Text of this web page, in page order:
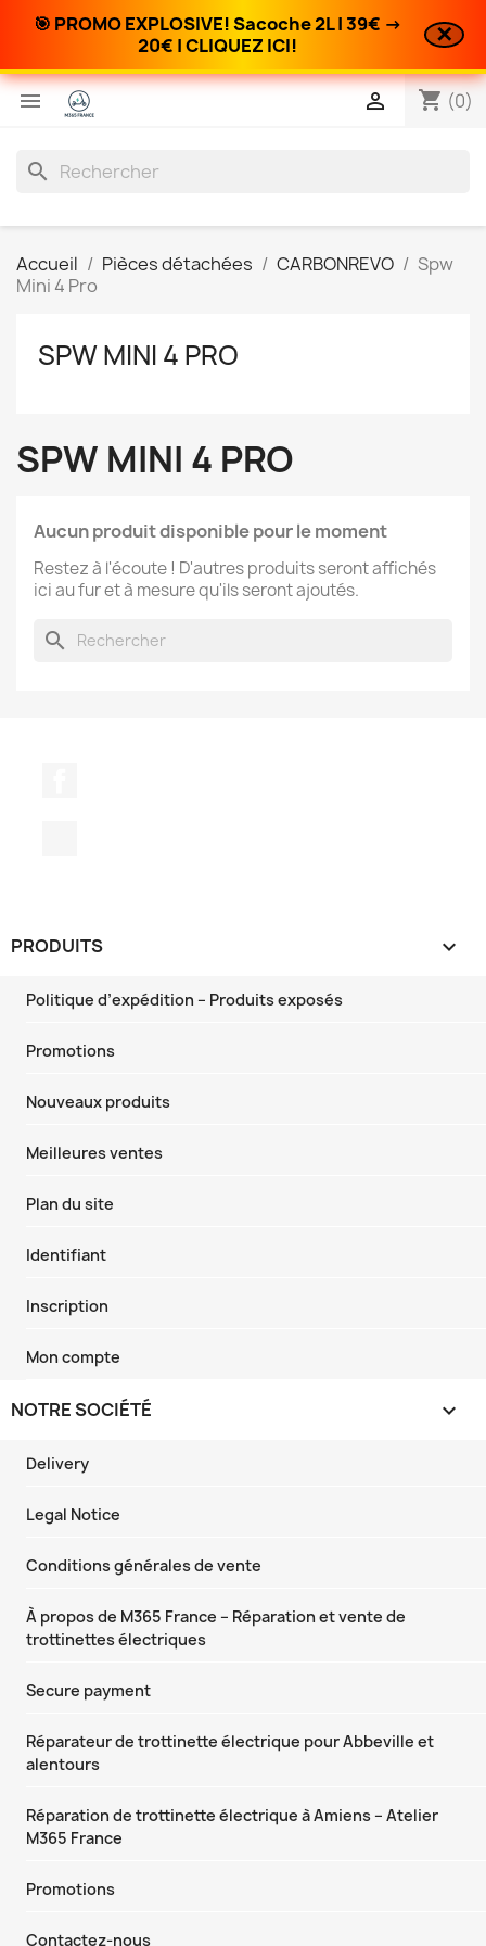
🎯 PROMO EXPLOSIVE! Sacoche 2L | 39€ →
20€ | CLIQUEZ ICI!
✕
 shopping_cart (0)

search
Accueil Pièces détachées CARBONREVO
Spw
Mini 4 Pro
SPW MINI 4 PRO
SPW MINI 4 PRO
Aucun produit disponible pour le moment
Restez à l'écoute ! D'autres produits seront affichés
ici au fur et à mesure qu'ils seront ajoutés.
search
PRODUITS 
Politique d’expédition – Produits exposés
Promotions
Nouveaux produits
Meilleures ventes
Plan du site
Identifiant
Inscription
Mon compte
NOTRE SOCIÉTÉ 
Delivery
Legal Notice
Conditions générales de vente
À propos de M365 France – Réparation et vente de
trottinettes électriques
Secure payment
Réparateur de trottinette électrique pour Abbeville et
alentours
Réparation de trottinette électrique à Amiens – Atelier
M365 France
Promotions
Contactez-nous